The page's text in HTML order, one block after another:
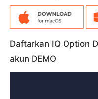
Daftarkan IQ Option
akun DEMO